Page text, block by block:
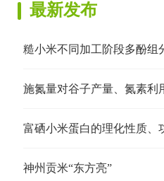
最新发布
糙小米不同加工阶段多酚组
施氮量对谷子产量、氮素利
富硒小米蛋白的理化性质、
神州贡米“东方亮”